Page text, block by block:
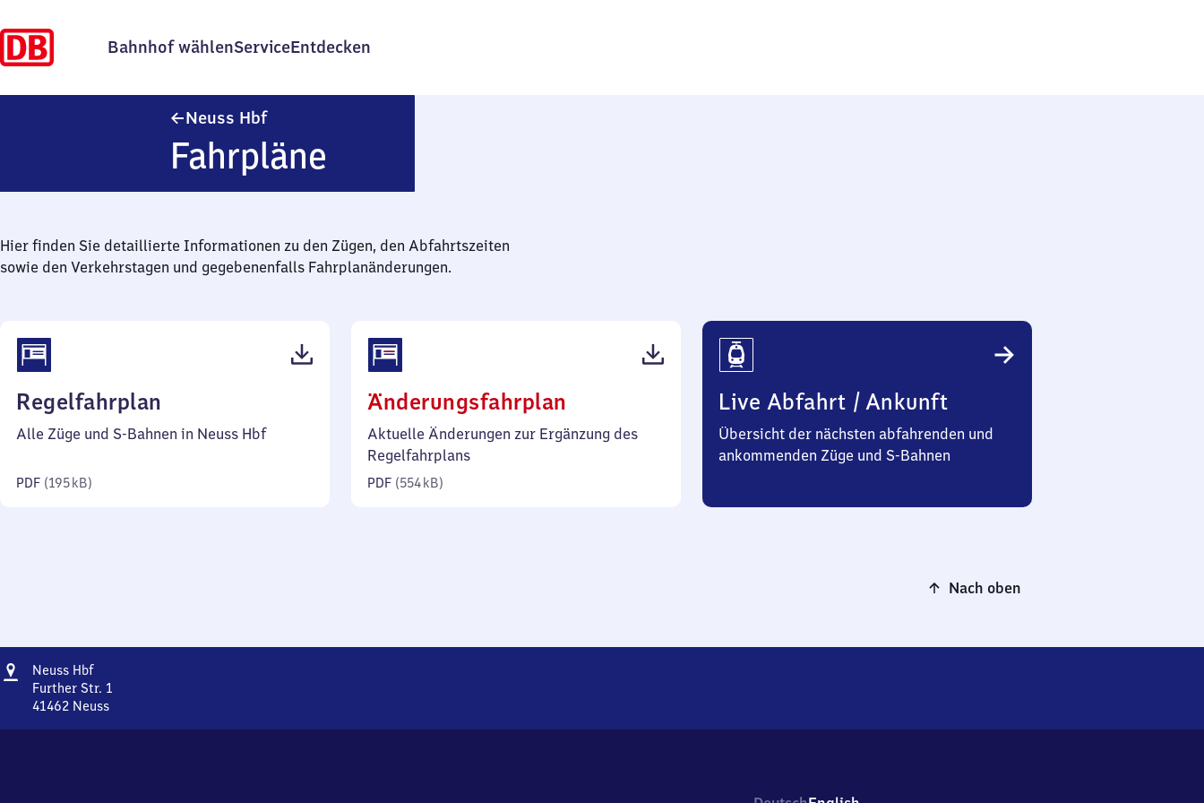
Bahnhof wählenServiceEntdecken
Neuss HbfNeuss Hauptbahnhof
Fahrpläne
Hier finden Sie detaillierte Informationen zu den Zügen, den Abfahrtszeiten
sowie den Verkehrstagen und gegebenenfalls Fahrplanänderungen.
Regelfahrplan
195
Alle Züge und S-Bahnen in Neuss Hbf
PDF (195 kB)
Änderungsfahrplan
554
Aktuelle Änderungen zur Ergänzung des
Regelfahrplans
PDF (554 kB)
Live Abfahrt / Ankunft
Übersicht der nächsten abfahrenden und
ankommenden Züge und S-Bahnen
Nach oben
Adresse
Neuss HbfNeuss
Hauptbahnhof
Further Str. 1
41462 Neuss